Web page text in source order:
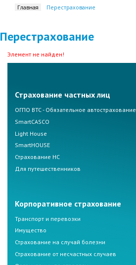
Главная Перестрахование
Перестрахование
Элемент не найден!
Страхование частных лиц
ОГПО ВТС - Обязательное автострахование
SmartCASCO
Light House
SmartHOUSE
Страхование НС
Для путешественников
Корпоративное страхование
Транспорт и перевозки
Имущество
Страхование на случай болезни
Страхование от несчастных случаев